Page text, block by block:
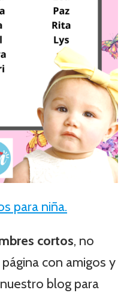
para niña.
cortos, no
con amigos y
blog para